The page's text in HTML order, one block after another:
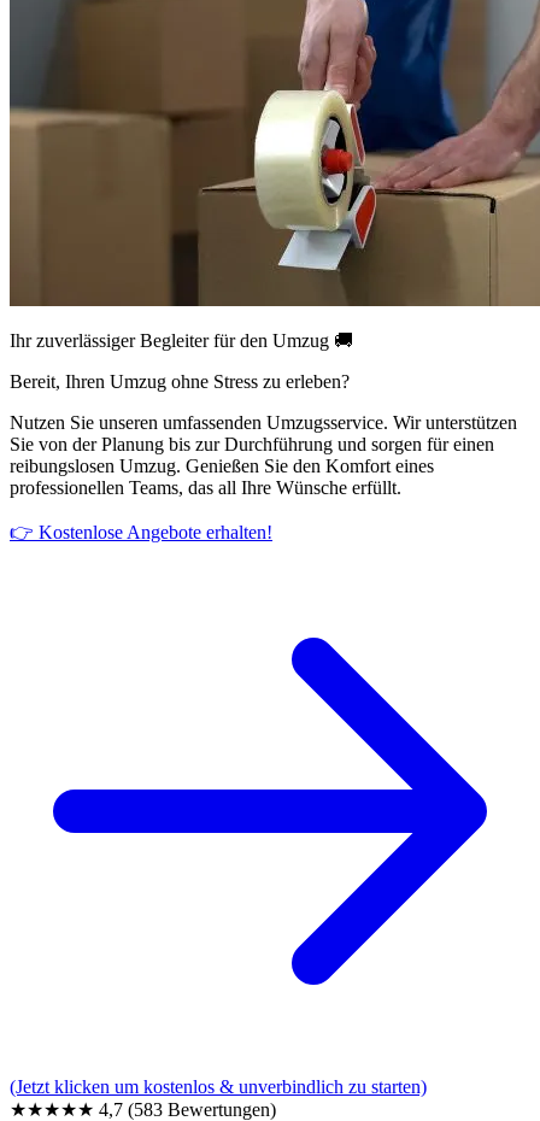
Ihr zuverlässiger Begleiter für den Umzug 🚚
Bereit, Ihren Umzug ohne Stress zu erleben?
Nutzen Sie unseren umfassenden Umzugsservice. Wir unterstützen
Sie von der Planung bis zur Durchführung und sorgen für einen
reibungslosen Umzug. Genießen Sie den Komfort eines
professionellen Teams, das all Ihre Wünsche erfüllt.
👉 Kostenlose Angebote erhalten!
(Jetzt klicken um kostenlos & unverbindlich zu starten)
★★★★★ 4,7 (583 Bewertungen)